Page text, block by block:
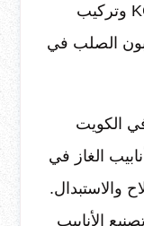
الطاقة. عملاء أدوات ومعدات KCME وتركيب
الصلب في
في الكويت
الغاز في
والاستبدال.
الأنابيب